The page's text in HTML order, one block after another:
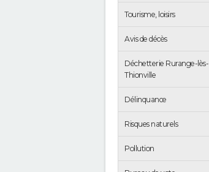
Tourisme, loisirs
Avis de décès
Déchetterie Rurange-lès-
Thionville
Délinquance
Risques naturels
Pollution